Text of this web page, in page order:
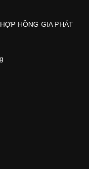
HỒNG GIA PHÁT